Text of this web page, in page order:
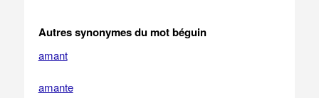
Autres synonymes du mot béguin
amant
amante